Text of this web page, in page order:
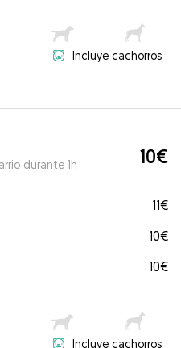
Incluye cachorros
durante 1h 10€
11€
10€
10€
Incluye cachorros